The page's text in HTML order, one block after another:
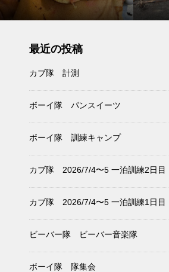
最近の投稿
カブ隊 計測
ボーイ隊 パンスイーツ
ボーイ隊 訓練キャンプ
カブ隊 2026/7/4〜5 一泊訓練2日目
カブ隊 2026/7/4〜5 一泊訓練1日目
ビーバー隊 ビーバー音楽隊
ボーイ隊 隊集会